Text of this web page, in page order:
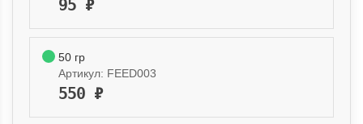
95 ₽
50 гр
Артикул: FEED003
550 ₽